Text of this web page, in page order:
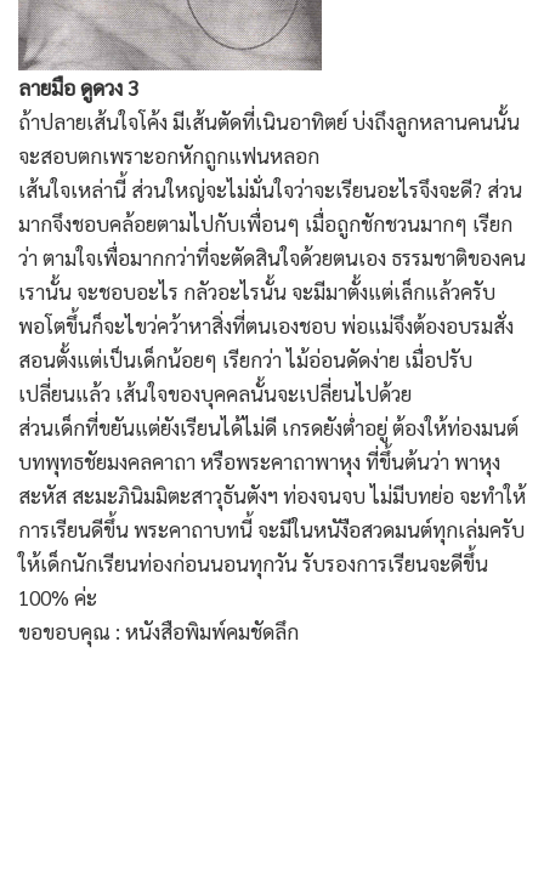
ลายมือ ดูดวง 3
ถ้าปลายเส้นใจโค้ง มีเส้นตัดที่เนินอาทิตย์ บ่งถึงลูกหลานคนนั้น
จะสอบตกเพราะอกหักถูกแฟนหลอก
เส้นใจเหล่านี้ ส่วนใหญ่จะไม่มั่นใจว่าจะเรียนอะไรจึงจะดี? ส่วน
มากจึงชอบคล้อยตามไปกับเพื่อนๆ เมื่อถูกชักชวนมากๆ เรียก
ว่า ตามใจเพื่อมากกว่าที่จะตัดสินใจด้วยตนเอง ธรรมชาติของคน
เรานั้น จะชอบอะไร กลัวอะไรนั้น จะมีมาตั้งแต่เล็กแล้วครับ
พอโตขึ้นก็จะไขว่คว้าหาสิ่งที่ตนเองชอบ พ่อแม่จึงต้องอบรมสั่ง
สอนตั้งแต่เป็นเด็กน้อยๆ เรียกว่า ไม้อ่อนดัดง่าย เมื่อปรับ
เปลี่ยนแล้ว เส้นใจของบุคคลนั้นจะเปลี่ยนไปด้วย
ส่วนเด็กที่ขยันแต่ยังเรียนได้ไม่ดี เกรดยังต่ำอยู่ ต้องให้ท่องมนต์
บทพุทธชัยมงคลคาถา หรือพระคาถาพาหุง ที่ขึ้นต้นว่า พาหุง
สะหัส สะมะภินิมมิตะสาวุธันตังฯ ท่องจนจบ ไม่มีบทย่อ จะทำให้
การเรียนดีขึ้น พระคาถาบทนี้ จะมีในหนังือสวดมนต์ทุกเล่มครับ
ให้เด็กนักเรียนท่องก่อนนอนทุกวัน รับรองการเรียนจะดีขึ้น
100% ค่ะ
ขอขอบคุณ : หนังสือพิมพ์คมชัดลึก